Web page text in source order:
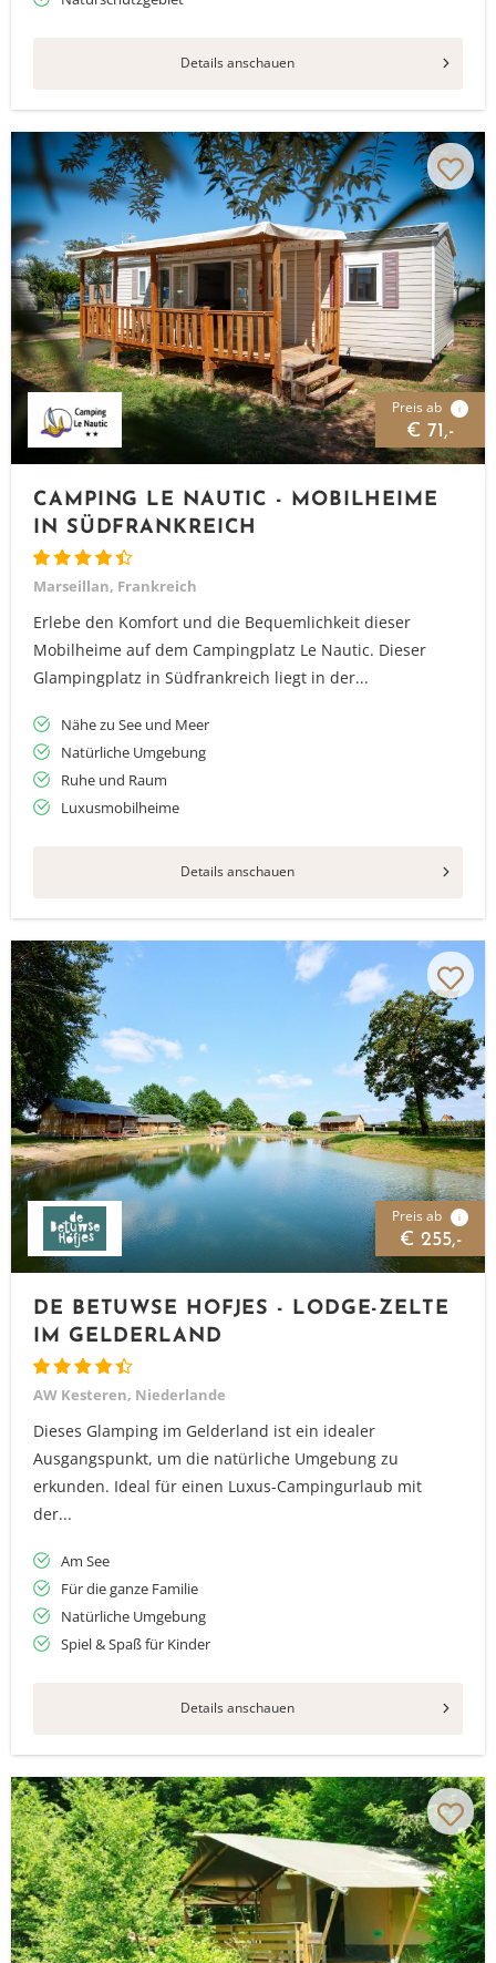
Details anschauen
Preis ab i
€ 71,-
CAMPING LE NAUTIC - MOBILHEIME
IN SÜDFRANKREICH
Marseillan, Frankreich
Erlebe den Komfort und die Bequemlichkeit dieser
Mobilheime auf dem Campingplatz Le Nautic. Dieser
Glampingplatz in Südfrankreich liegt in der...
Nähe zu See und Meer
Natürliche Umgebung
Ruhe und Raum
Luxusmobilheime
Details anschauen
Preis ab i
€ 255,-
DE BETUWSE HOFJES - LODGE-ZELTE
IM GELDERLAND
AW Kesteren, Niederlande
Dieses Glamping im Gelderland ist ein idealer
Ausgangspunkt, um die natürliche Umgebung zu
erkunden. Ideal für einen Luxus-Campingurlaub mit
der...
Am See
Für die ganze Familie
Natürliche Umgebung
Spiel & Spaß für Kinder
Details anschauen